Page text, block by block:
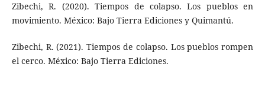
Zibechi, R. (2020). Tiempos de colapso. Los pueblos en
movimiento. México: Bajo Tierra Ediciones y Quimantú.
Zibechi, R. (2021). Tiempos de colapso. Los pueblos rompen
el cerco. México: Bajo Tierra Ediciones.